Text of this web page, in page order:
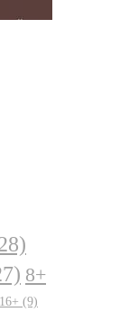
8+
(9)